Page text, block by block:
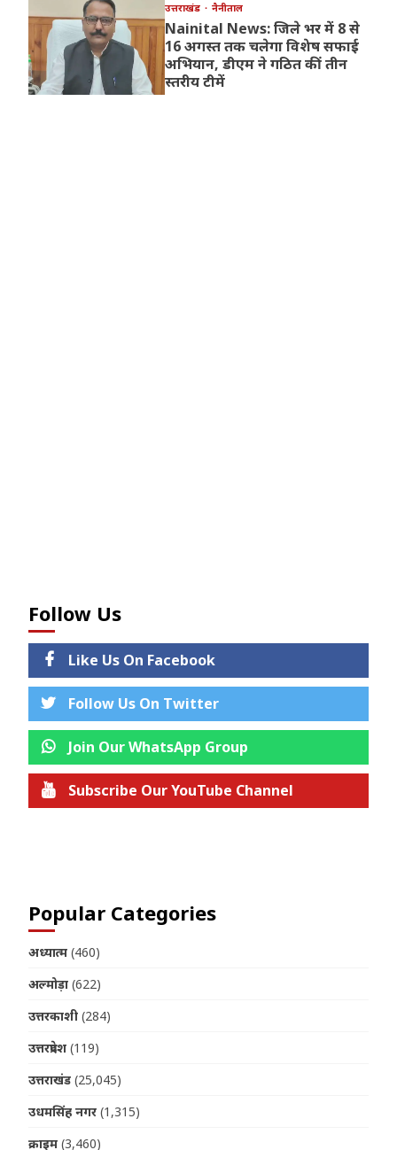
उत्तराखंड नैनीताल
Nainital News: जिले भर में 8 से
16 अगस्त तक चलेगा विशेष सफाई
अभियान, डीएम ने गठित कीं तीन
स्तरीय टीमें
Follow Us
Like Us On Facebook
Follow Us On Twitter
Join Our WhatsApp Group
Subscribe Our YouTube Channel
Popular Categories
अध्यात्म (460)
अल्मोड़ा (622)
उत्तरकाशी (284)
उत्तरप्रदेश (119)
उत्तराखंड (25,045)
उधमसिंह नगर (1,315)
क्राइम (3,460)